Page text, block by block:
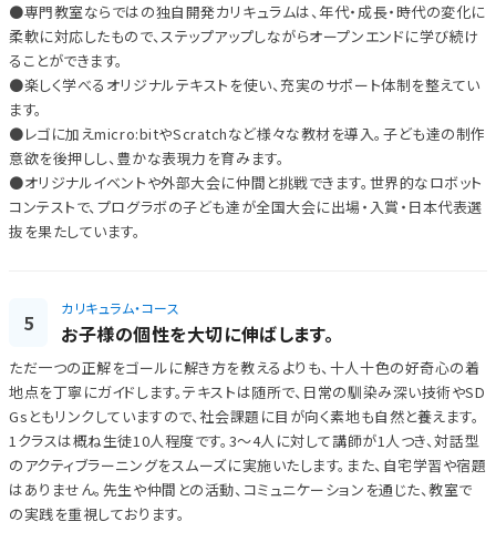
●専門教室ならではの独自開発カリキュラムは、年代・成長・時代の変化に
柔軟に対応したもので、ステップアップしながらオープンエンドに学び続け
ることができます。
●楽しく学べるオリジナルテキストを使い、充実のサポート体制を整えてい
ます。
●レゴに加えmicro:bitやScratchなど様々な教材を導入。子ども達の制作
意欲を後押しし、豊かな表現力を育みます。
●オリジナルイベントや外部大会に仲間と挑戦できます。世界的なロボット
コンテストで、プログラボの子ども達が全国大会に出場・入賞・日本代表選
抜を果たしています。
5
カリキュラム・コース
お子様の個性を大切に伸ばします。
ただ一つの正解をゴールに解き方を教えるよりも、十人十色の好奇心の着
地点を丁寧にガイドします。テキストは随所で、日常の馴染み深い技術やSD
Gsともリンクしていますので、社会課題に目が向く素地も自然と養えます。
1クラスは概ね生徒10人程度です。3～4人に対して講師が1人つき、対話型
のアクティブラーニングをスムーズに実施いたします。また、自宅学習や宿題
はありません。先生や仲間との活動、コミュニケーションを通じた、教室で
の実践を重視しております。